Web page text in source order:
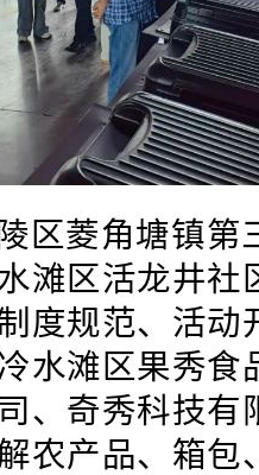
区菱角塘镇第
滩区活龙井社
度规范、活动
水滩区果秀食
、奇秀科技有
农产品、箱包